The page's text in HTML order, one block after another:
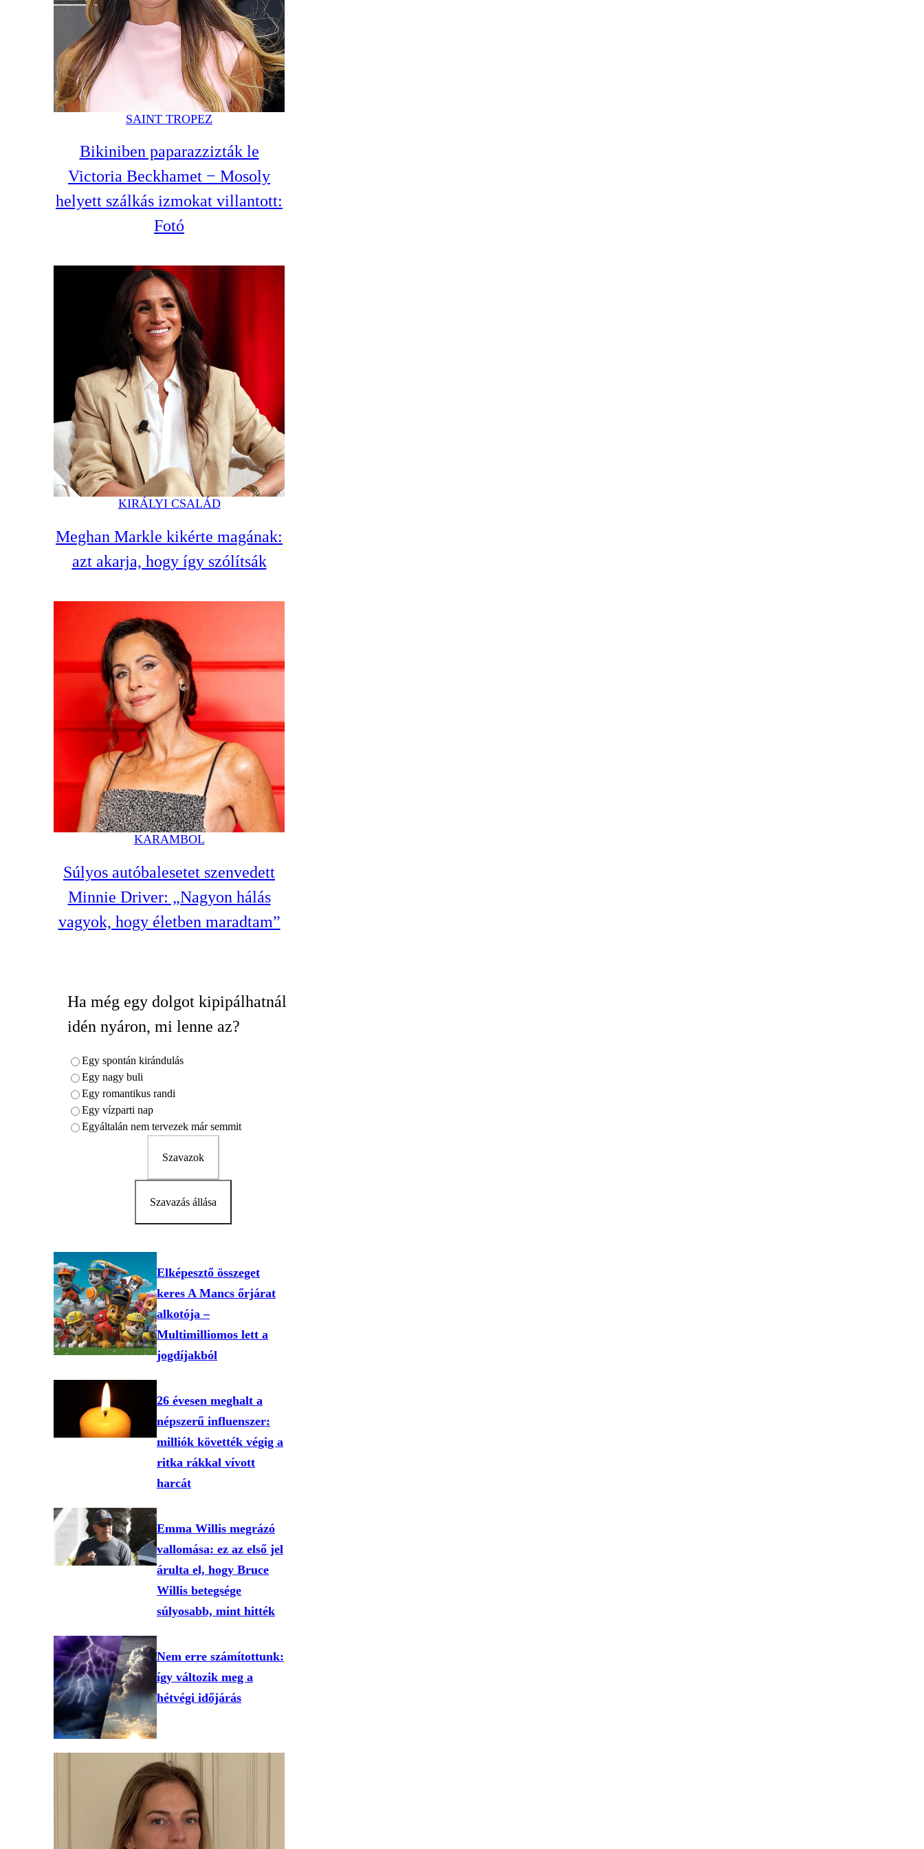
SAINT TROPEZ
Bikiniben paparazzizták le
Victoria Beckhamet − Mosoly
helyett szálkás izmokat villantott:
Fotó
KIRÁLYI CSALÁD
Meghan Markle kikérte magának:
azt akarja, hogy így szólítsák
KARAMBOL
Súlyos autóbalesetet szenvedett
Minnie Driver: „Nagyon hálás
vagyok, hogy életben maradtam”
Ha még egy dolgot kipipálhatnál
idén nyáron, mi lenne az?
Egy spontán kirándulás
Egy nagy buli
Egy romantikus randi
Egy vízparti nap
Egyáltalán nem tervezek már semmit
Szavazok
Szavazás állása
Elképesztő összeget
keres A Mancs őrjárat
alkotója –
Multimilliomos lett a
jogdíjakból
26 évesen meghalt a
népszerű influenszer:
milliók követték végig a
ritka rákkal vívott
harcát
Emma Willis megrázó
vallomása: ez az első jel
árulta el, hogy Bruce
Willis betegsége
súlyosabb, mint hitték
Nem erre számítottunk:
így változik meg a
hétvégi időjárás